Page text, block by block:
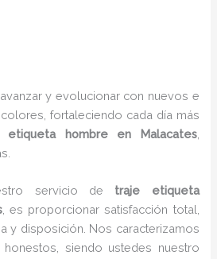
y evolucionar con nuevos e
fortaleciendo cada día más
etiqueta hombre en Malacates,
servicio de traje etiqueta
, es proporcionar satisfacción total,
y disposición. Nos caracterizamos
siendo ustedes nuestro